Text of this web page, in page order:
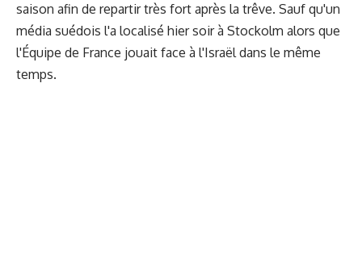
saison afin de repartir très fort après la trêve. Sauf qu'un
média suédois l'a localisé hier soir à Stockolm alors que
l'Équipe de France jouait face à l'Israël dans le même
temps.